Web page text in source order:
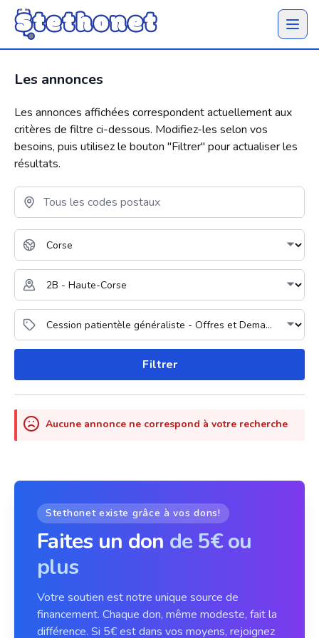
Ouvrir
Les annonces
Les annonces affichées correspondent actuellement aux
critères de filtre ci-dessous. Modifiez-les selon vos
besoins, puis utilisez le bouton "Filtrer" pour actualiser les
résultats.
Filtrer
Aucune annonce ne correspond à votre recherche
Stethonet existe grâce à vos dons!
Faites un don de 5€ ou
plus
Votre soutien est notre unique source de
financement. Chaque don, même modeste, fait la
différence. Si 5€ est dans vos moyens, rejoignez